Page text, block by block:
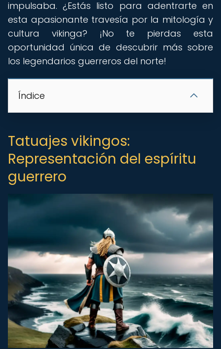
impulsaba. ¿Estás listo para adentrarte en
esta apasionante travesía por la mitología y
cultura vikinga? ¡No te pierdas esta
oportunidad única de descubrir más sobre
los legendarios guerreros del norte!
Índice
Tatuajes vikingos:
Representación del espíritu
guerrero